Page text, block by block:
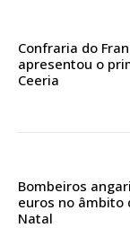
Acesso
assinantes
Ofertas
Confraria do
apresentou o
Ceeria
Bombeiros
euros no âmbito
Natal